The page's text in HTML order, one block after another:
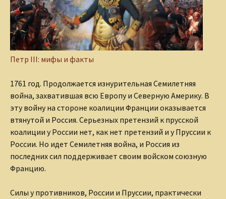
Петр III: мифы и факты
1761 год. Продолжается изнурительная Семилетняя
война, захватившая всю Европу и Северную Америку. В
эту войну на стороне коалиции Франции оказывается
втянутой и Россия. Серьезных претензий к прусской
коалиции у России нет, как нет претензий и у Пруссии к
России. Но идет Семилетняя война, и Россия из
последних сил поддерживает своим войском союзную
Францию.
Силы у противников, России и Пруссии, практически